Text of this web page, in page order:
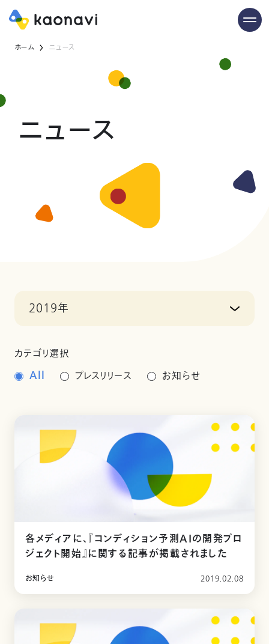
ホーム ニュース
ニュース
2019年
カテゴリ選択
All プレスリリース お知らせ
各メディアに、『コンディション予測AIの開発プロ
ジェクト開始』に関する記事が掲載されました
お知らせ 2019.02.08